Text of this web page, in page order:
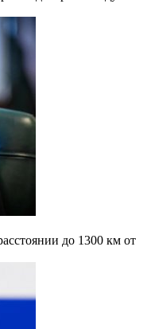
до 1300 км от